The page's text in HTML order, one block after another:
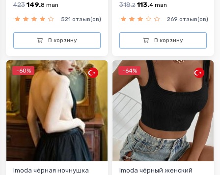
423149.8 man
521 отзыв(ов)
В корзину
318.2 113.4 man
269 отзыв(ов)
В корзину
-60%
Imoda чёрная ночнушка
-64%
Imoda чёрный женский